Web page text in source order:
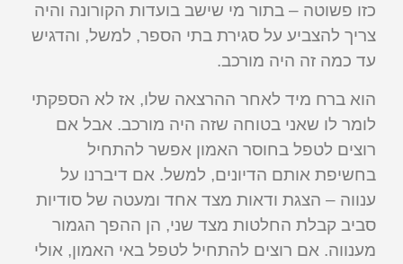
כזו פשוטה – בתור מי שישב בועדות הקורונה והיה
צריך להצביע על סגירת בתי הספר, למשל, והדגיש
עד כמה זה היה מורכב.
הוא ברח מיד לאחר ההרצאה שלו, אז לא הספקתי
לומר לו שאני בטוחה שזה היה מורכב. אבל אם
רוצים לטפל בחוסר האמון אפשר להתחיל
בחשיפת אותם הדיונים, למשל. אם דיברנו על
ענווה – הצגת ודאות מצד אחד ומעטה של סודיות
סביב קבלת החלטות מצד שני, הן ההפך הגמור
מענווה. אם רוצים להתחיל לטפל באי האמון, אולי